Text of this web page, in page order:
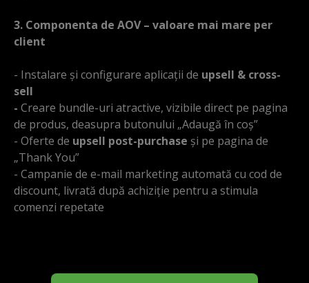
3. Componenta de AOV – valoare mai mare per
client
- Instalare și configurare aplicații de upsell & cross-
sell
- Creare bundle-uri atractive, vizibile direct pe pagina
de produs, deasupra butonului „Adaugă în coș”
- Oferte de upsell post-purchase și pe pagina de
„Thank You”
- Campanie de e-mail marketing automată cu cod de
discount, livrată după achiziție pentru a stimula
comenzi repetate